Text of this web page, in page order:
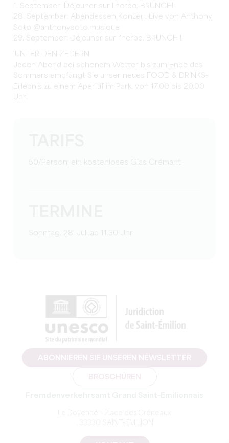
1. September: Déjeuner sur l'herbe, BRUNCH!
28. September: Abendessen Konzert Live von Anthony
Soto @anthonysoto.musique
29. September: Déjeuner sur l'herbe, BRUNCH !
'UNTER DEN ZEDERN
Jeden Abend bei schönem Wetter bis zum Ende des
Sommers empfängt Sie unser neues FOOD & DRINKS-
Erlebnis zu einem Aperitif im Park, von 17.00 bis 20.00
Uhr!